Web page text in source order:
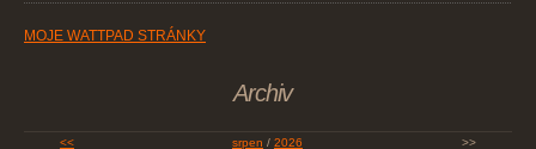
MOJE WATTPAD STRÁNKY
Archiv
<< srpen / 2026 >>